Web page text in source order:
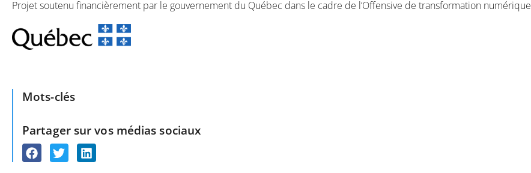
Projet soutenu financièrement par le gouvernement du Québec dans le cadre de l’Offensive de transformation numérique
Mots-clés
Partager sur vos médias sociaux